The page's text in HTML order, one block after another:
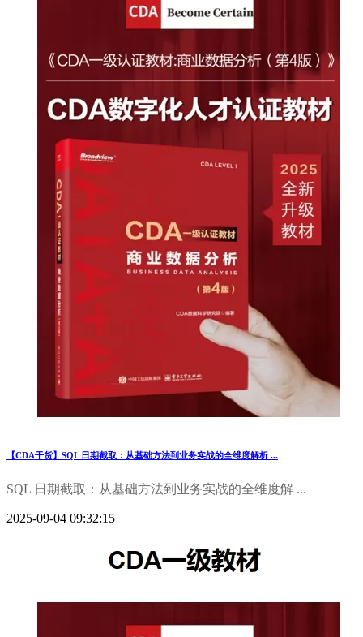
【CDA干货】SQL 日期截取：从基础方法到业务实战的全维度解析 ...
SQL 日期截取：从基础方法到业务实战的全维度解 ...
2025-09-04 09:32:15